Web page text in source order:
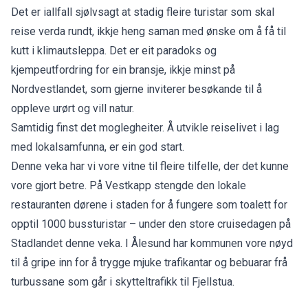
Det er iallfall sjølvsagt at stadig fleire turistar som skal
reise verda rundt, ikkje heng saman med ønske om å få til
kutt i klimautsleppa. Det er eit paradoks og
kjempeutfordring for ein bransje, ikkje minst på
Nordvestlandet, som gjerne inviterer besøkande til å
oppleve urørt og vill natur.
Samtidig finst det moglegheiter. Å utvikle reiselivet i lag
med lokalsamfunna, er ein god start.
Denne veka har vi vore vitne til fleire tilfelle, der det kunne
vore gjort betre. På Vestkapp stengde den lokale
restauranten dørene i staden for å fungere som toalett for
opptil 1000 bussturistar – under den store cruisedagen på
Stadlandet denne veka. I Ålesund har kommunen vore nøyd
til å gripe inn for å trygge mjuke trafikantar og bebuarar frå
turbussane som går i skytteltrafikk til Fjellstua.